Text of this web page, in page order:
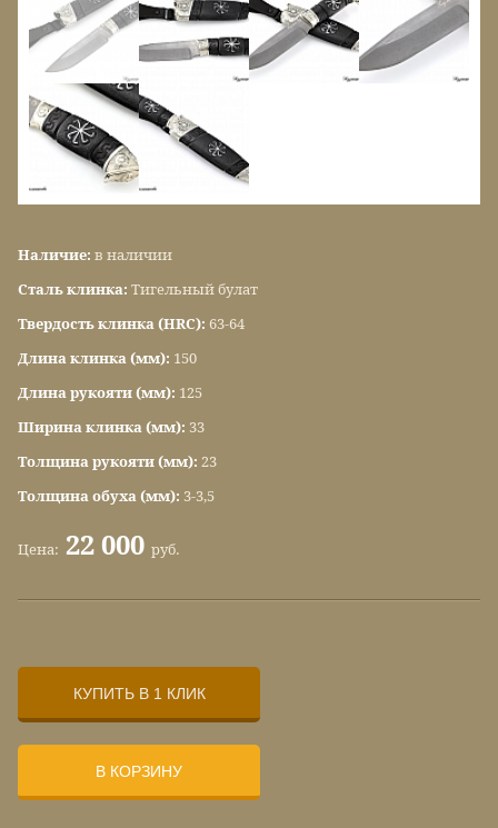
Наличие: в наличии
Сталь клинка: Тигельный булат
Твердость клинка (HRC): 63-64
Длина клинка (мм): 150
Длина рукояти (мм): 125
Ширина клинка (мм): 33
Толщина рукояти (мм): 23
Толщина обуха (мм): 3-3,5
Цена: 22 000 руб.
КУПИТЬ В 1 КЛИК
В КОРЗИНУ